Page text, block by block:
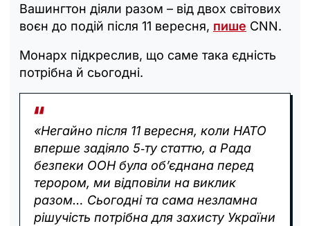
Вашингтон діяли разом – від двох світових
воєн до подій після 11 вересня, пише CNN.
Монарх підкреслив, що саме така єдність
потрібна й сьогодні.
«Негайно після 11 вересня, коли НАТО
вперше задіяло 5‑ту статтю, а Рада
безпеки ООН була об’єднана перед
терором, ми відповіли на виклик
разом… Сьогодні та сама незламна
рішучість потрібна для захисту України